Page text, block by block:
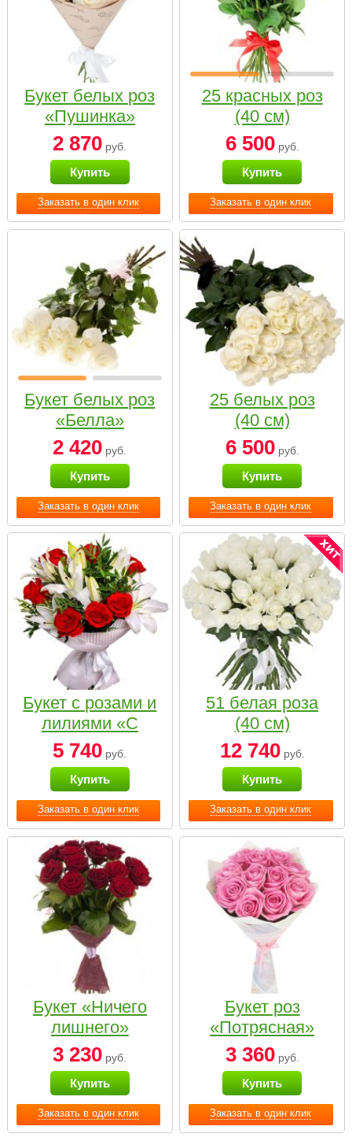
Заказать в один клик
Букет белых роз
«Пушинка»
2 870 руб.
Купить
Заказать в один клик
25 красных роз
(40 см)
6 500руб.
Купить
Заказать в один клик
Букет белых роз
«Белла»
2 420 руб.
Купить
Заказать в один клик
25 белых роз
(40 см)
6 500руб.
Купить
Заказать в один клик
Букет с розами и
лилиями «С
наилучшими
пожеланиями»
5 740 руб.
Купить
Заказать в один клик
51 белая роза
(40 см)
12 740руб.
Купить
Заказать в один клик
Букет «Ничего
лишнего»
3 230 руб.
Купить
Заказать в один клик
Букет роз
«Потрясная»
3 360руб.
Купить